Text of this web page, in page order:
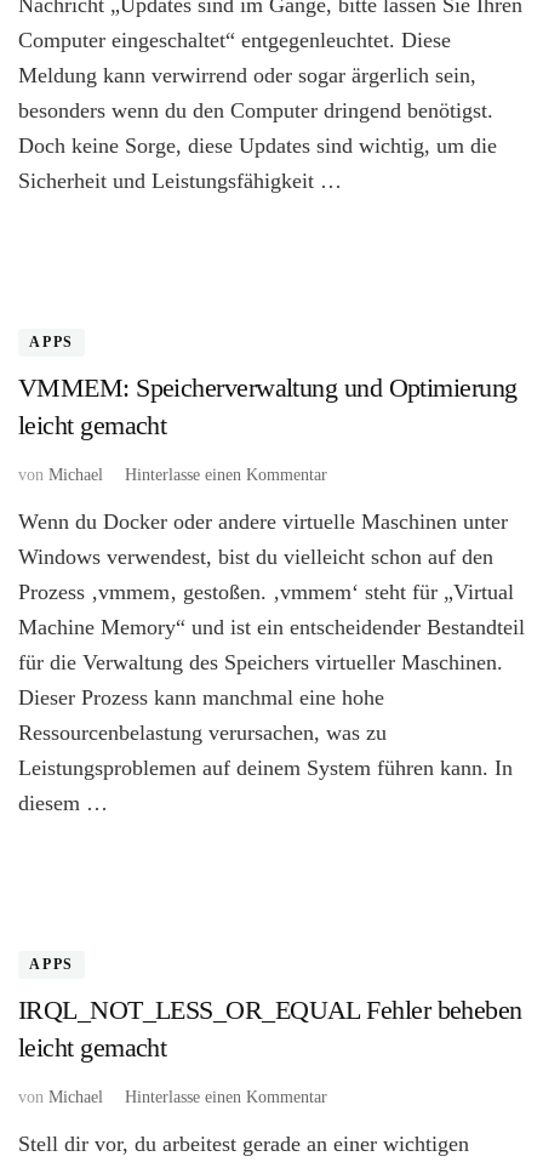
bitte
lassen
Ihren
Computer
eingeschaltet
Nachricht „Updates sind im Gange, bitte lassen Sie Ihren
Computer eingeschaltet“ entgegenleuchtet. Diese
Meldung kann verwirrend oder sogar ärgerlich sein,
besonders wenn du den Computer dringend benötigst.
Doch keine Sorge, diese Updates sind wichtig, um die
Sicherheit und Leistungsfähigkeit …
APPS
VMMEM: Speicherverwaltung und Optimierung
leicht gemacht
von Michael Hinterlasse einen Kommentarzu
Speicherverwaltung
und
leicht
gemacht
Wenn du Docker oder andere virtuelle Maschinen unter
Windows verwendest, bist du vielleicht schon auf den
Prozess ‚vmmem‚ gestoßen. ‚vmmem‘ steht für „Virtual
Machine Memory“ und ist ein entscheidender Bestandteil
für die Verwaltung des Speichers virtueller Maschinen.
Dieser Prozess kann manchmal eine hohe
Ressourcenbelastung verursachen, was zu
Leistungsproblemen auf deinem System führen kann. In
diesem …
APPS
IRQL_NOT_LESS_OR_EQUAL Fehler beheben
leicht gemacht
von Michael Hinterlasse einen Kommentarzu
Fehler
Stell dir vor, du arbeitest gerade an einer wichtigen